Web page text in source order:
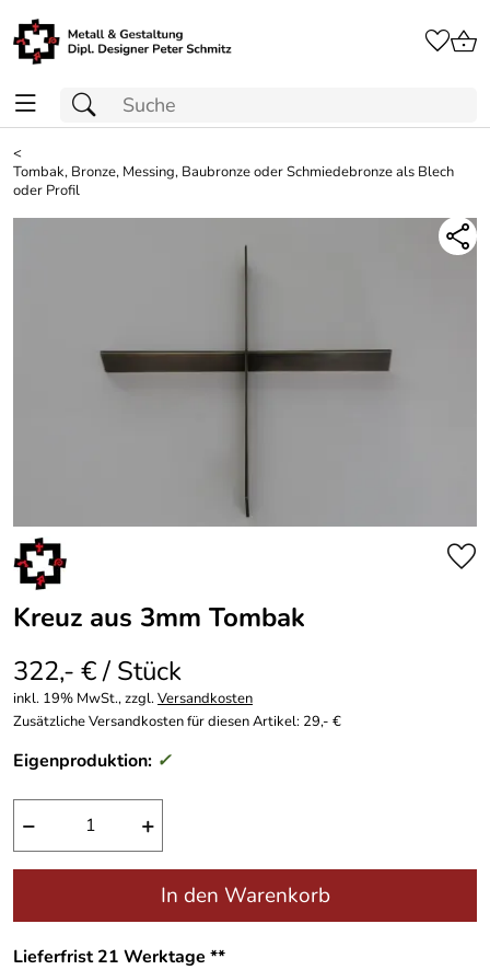
<
Tombak, Bronze, Messing, Baubronze oder Schmiedebronze als Blech
oder Profil
Kreuz aus 3mm Tombak
322,- € / Stück
inkl. 19% MwSt., zzgl.Versandkosten
Zusätzliche Versandkosten für diesen Artikel: 29,- €
Eigenproduktion: ✓
− +
In den Warenkorb
Lieferfrist 21 Werktage **